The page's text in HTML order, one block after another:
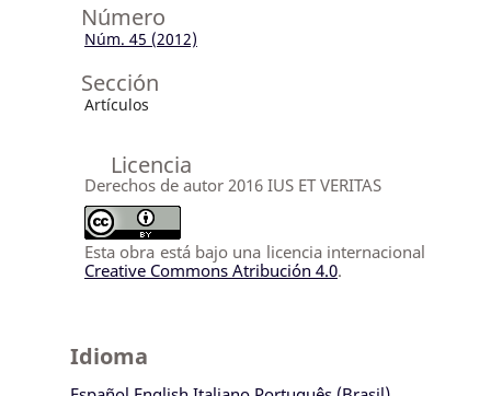
Número
Núm. 45 (2012)
Sección
Artículos
Licencia
Derechos de autor 2016 IUS ET VERITAS
Esta obra está bajo una licencia internacional
Creative Commons Atribución 4.0.
Idioma